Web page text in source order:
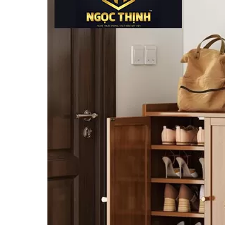
Phụ kiện tủ áo
Phụ kiện tủ bếp trên
Thùng đựng gạo
Bếp từ-Bếp hồng ngoại
Ray trượt – bản lề – tay nắm cửa
Phụ kiện tủ bếp dưới
Giá để bát đĩa đa năng
Kệ để chất tẩy rửa
Kệ gia vị